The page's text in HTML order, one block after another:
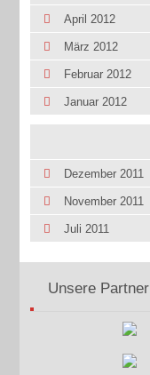
April 2012
März 2012
Februar 2012
Januar 2012
Dezember 2011
November 2011
Juli 2011
Unsere Partner